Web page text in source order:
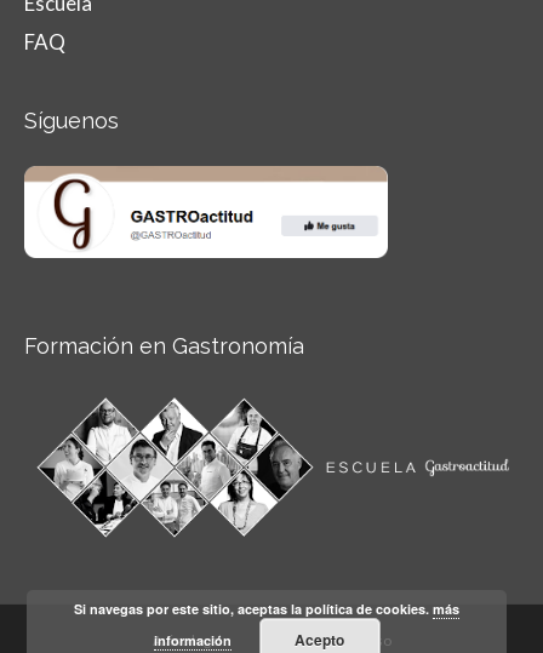
FAQ
Síguenos
Formación en Gastronomía
Aviso legal Condiciones de Uso
Si navegas por este sitio, aceptas la política de cookies.más
información
Acepto